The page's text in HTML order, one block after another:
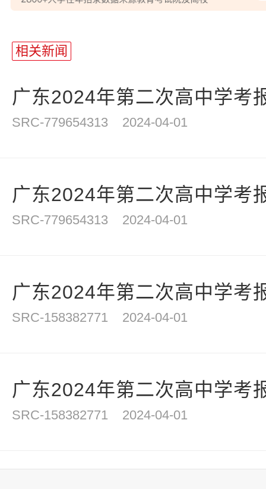
相关新闻
广东2024年第二次高中学考
SRC-779654313 2024-04-01
广东2024年第二次高中学考
SRC-779654313 2024-04-01
广东2024年第二次高中学考
SRC-158382771 2024-04-01
广东2024年第二次高中学考
SRC-158382771 2024-04-01